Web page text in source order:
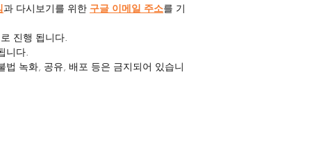
과 다시보기를 위한 구글 이메일 주소를 기
진행 됩니다.
니다.
녹화, 공유, 배포 등은 금지되어 있습니
다.